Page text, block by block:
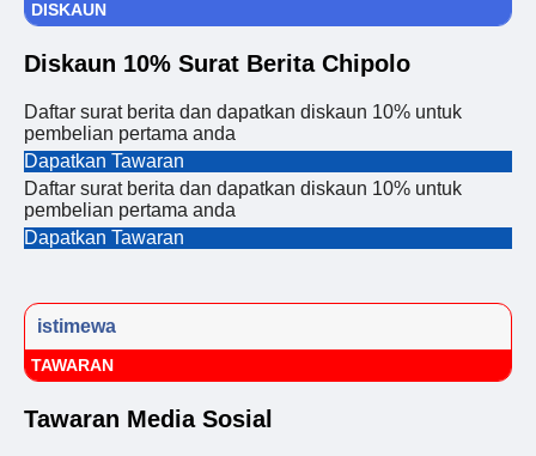
DISKAUN
Diskaun 10% Surat Berita Chipolo
Daftar surat berita dan dapatkan diskaun 10% untuk
pembelian pertama anda
Dapatkan Tawaran
Daftar surat berita dan dapatkan diskaun 10% untuk
pembelian pertama anda
Dapatkan Tawaran
istimewa
TAWARAN
Tawaran Media Sosial